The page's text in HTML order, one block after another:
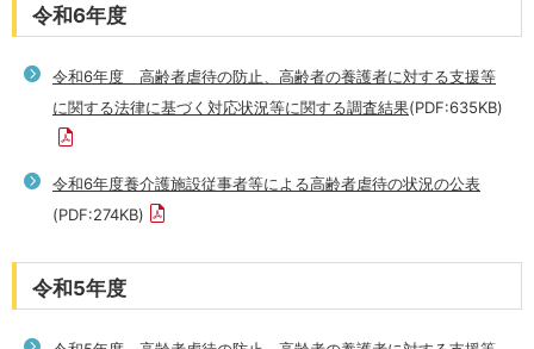
令和6年度
令和6年度 高齢者虐待の防止、高齢者の養護者に対する支援等
に関する法律に基づく対応状況等に関する調査結果(PDF:635KB)
令和6年度養介護施設従事者等による高齢者虐待の状況の公表
(PDF:274KB)
令和5年度